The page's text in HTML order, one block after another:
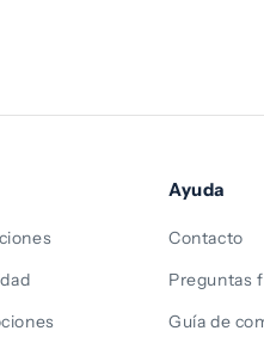
Ayuda
Contacto
Preguntas
Guía de